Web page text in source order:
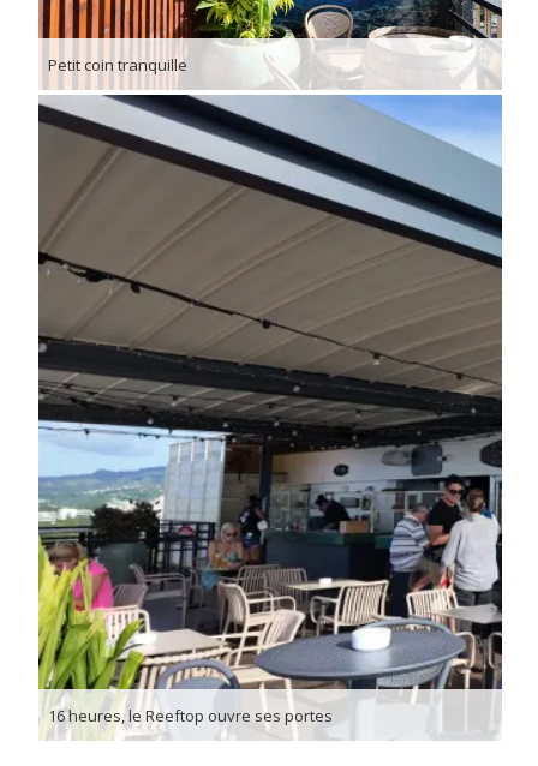
Petit coin tranquille
16 heures, le Reeftop ouvre ses portes